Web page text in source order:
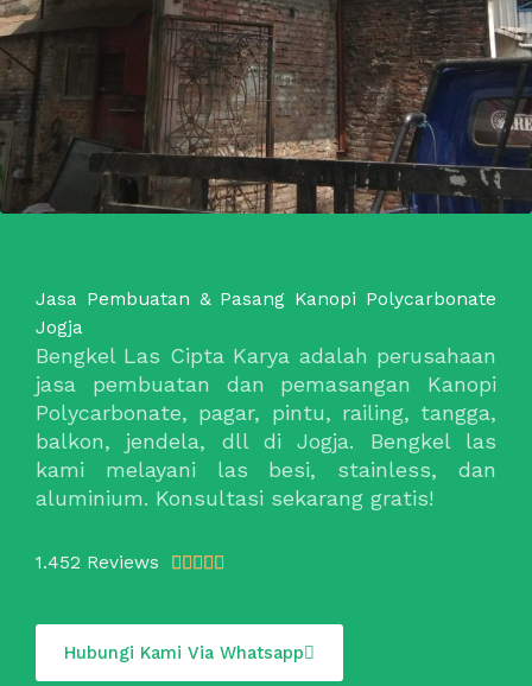
Jasa Pembuatan & Pasang Kanopi Polycarbonate
Jogja
Bengkel Las Cipta Karya adalah perusahaan
jasa pembuatan dan pemasangan Kanopi
Polycarbonate, pagar, pintu, railing, tangga,
balkon, jendela, dll di Jogja. Bengkel las
kami melayani las besi, stainless, dan
aluminium. Konsultasi sekarang gratis!
1.452 Reviews 
e
Hubungi Kami Via Whatsapp